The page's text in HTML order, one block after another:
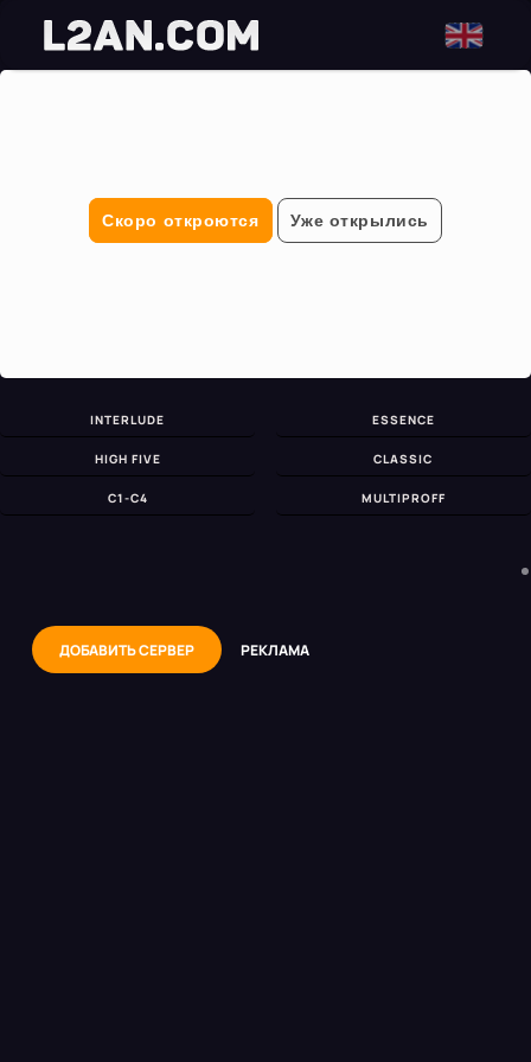
Скоро откроются Уже открылись
INTERLUDE ESSENCE
HIGH FIVE CLASSIC
C1-C4 MULTIPROFF
ДОБАВИТЬ СЕРВЕР РЕКЛАМА